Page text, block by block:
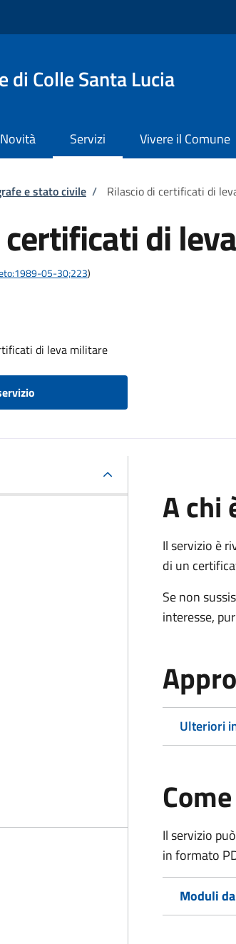
di Colle Santa Lucia
Novità Servizi Vivere il Comune
e stato civile / Rilascio di certificati di
di
05-30;223)
di leva militare
A chi
Il servizio è
di un
Se non
interesse,
Ulteriori
Il servizio
in formato
Moduli